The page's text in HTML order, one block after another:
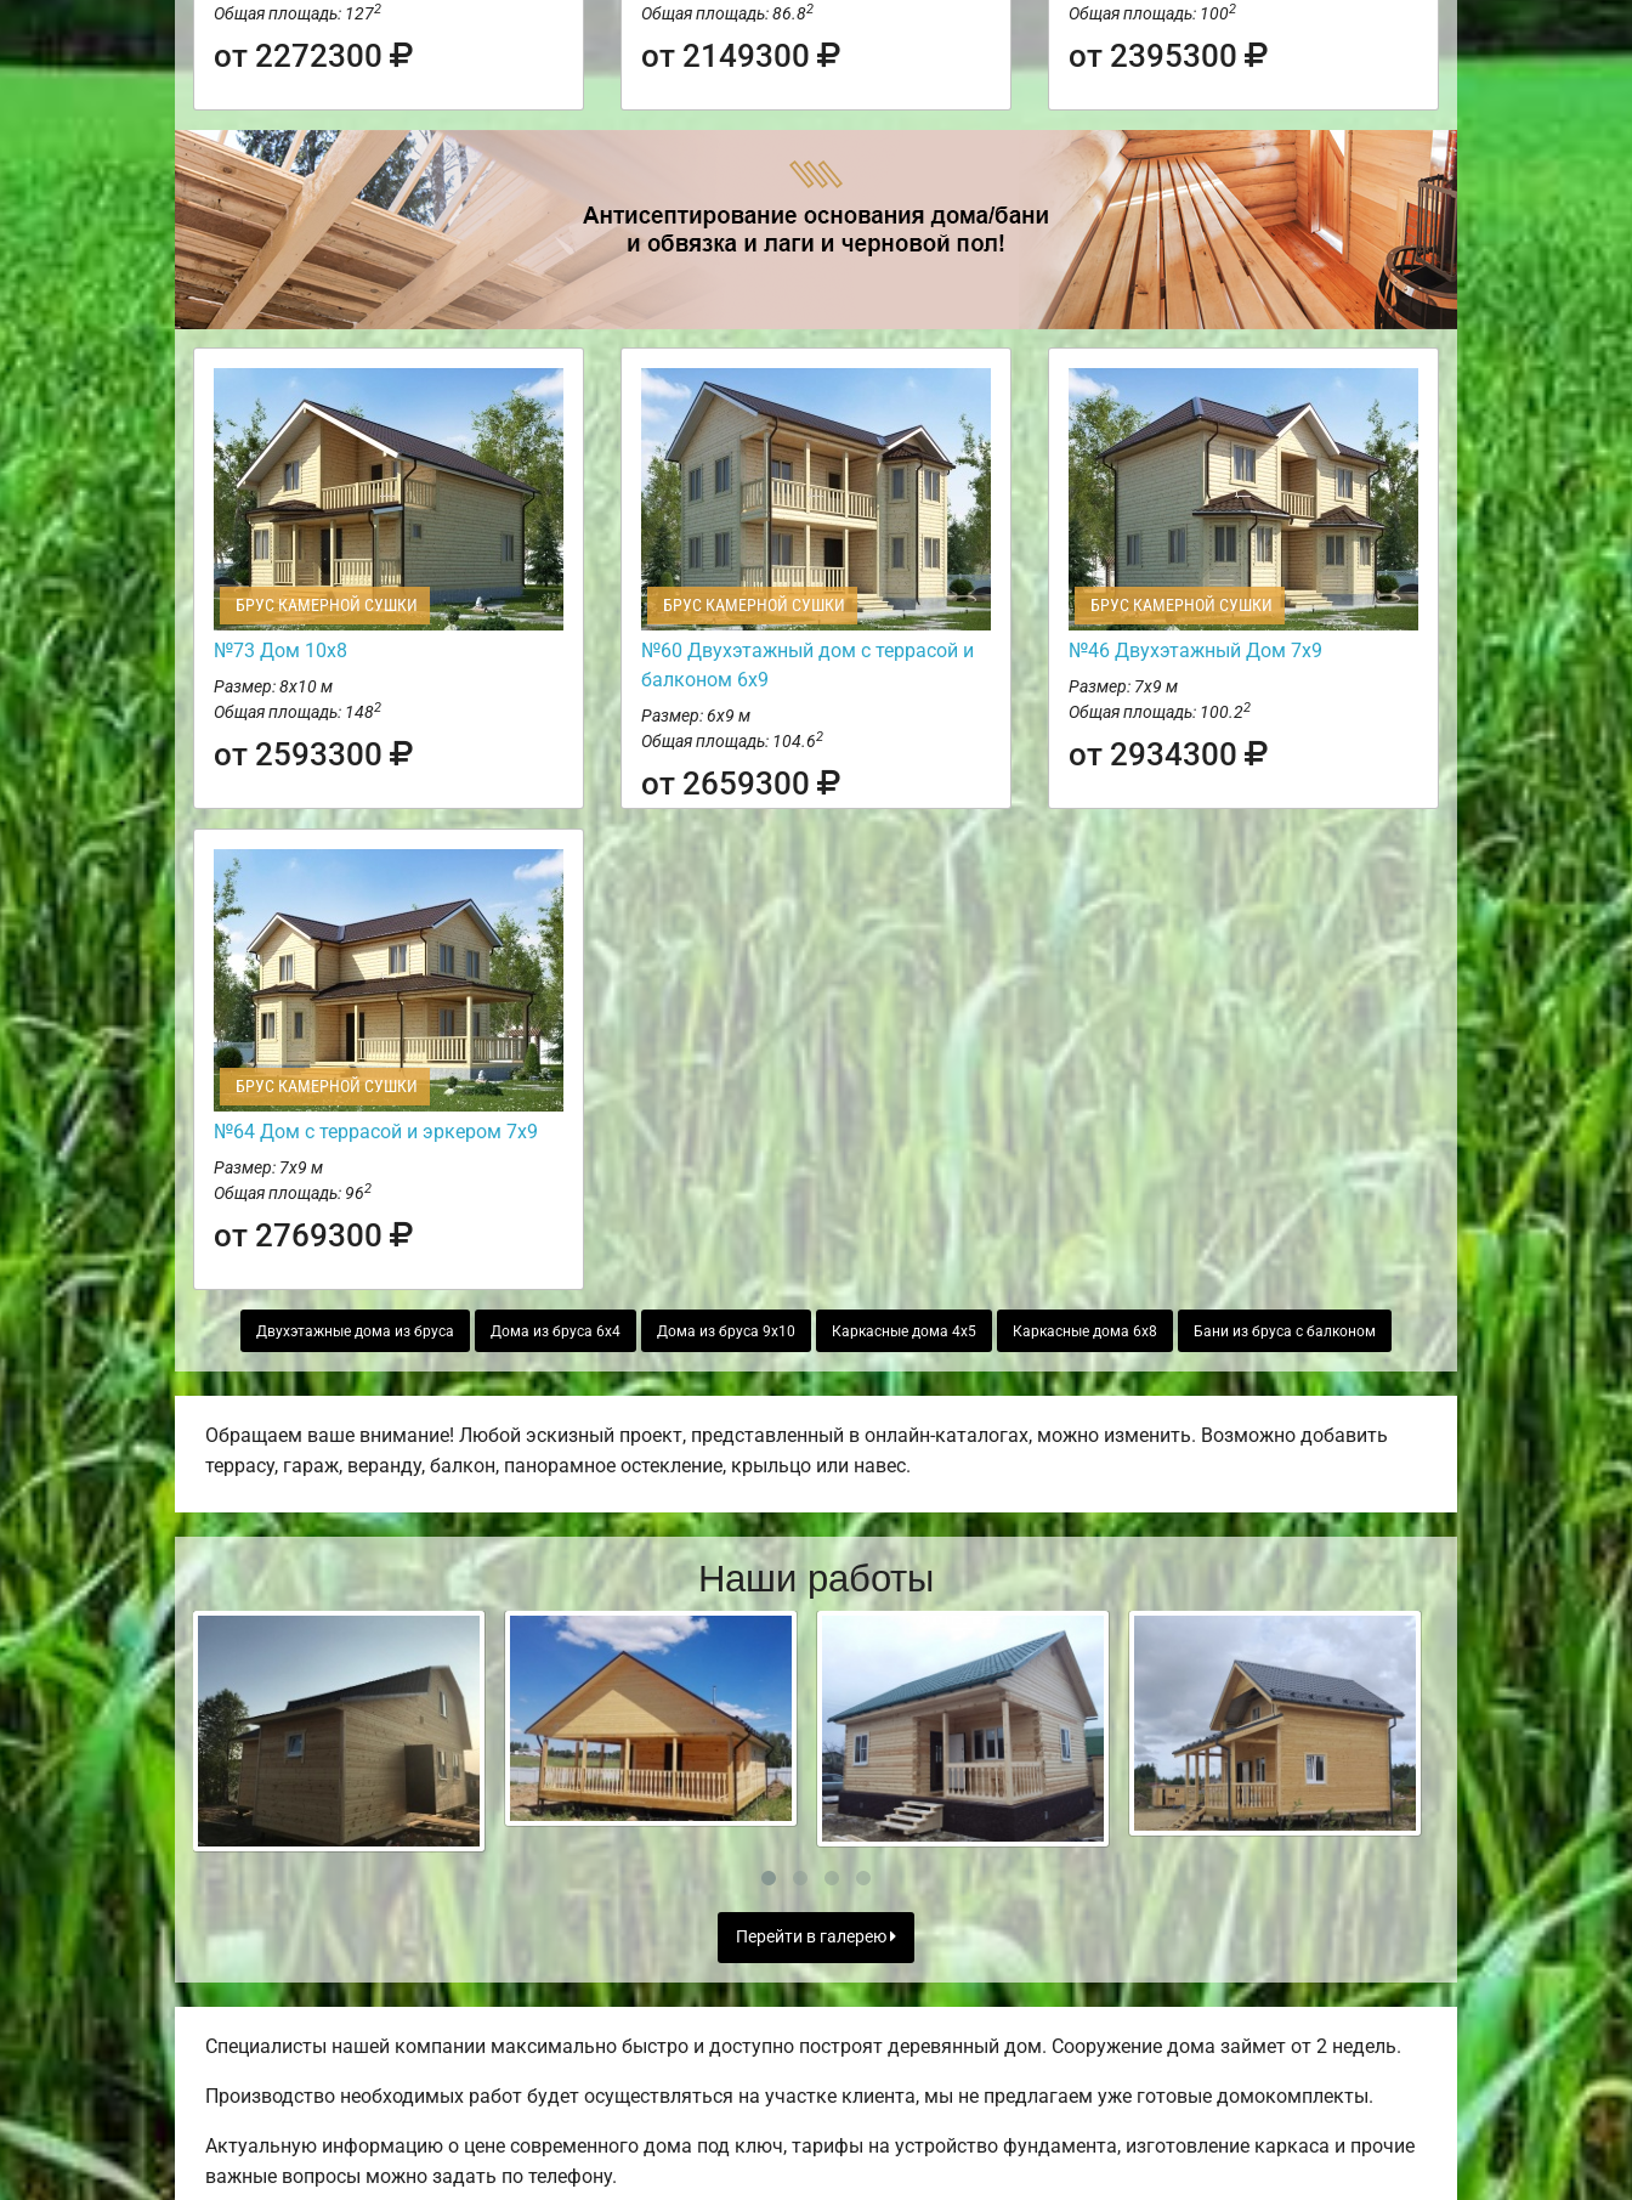
Общая площадь: 1272
от 2272300
Общая площадь: 86.82
от 2149300
Общая площадь: 1002
от 2395300
БРУС КАМЕРНОЙ СУШКИ
№73 Дом 10х8
Размер: 8х10 м
Общая площадь: 1482
от 2593300
БРУС КАМЕРНОЙ СУШКИ
№60 Двухэтажный дом с террасой и
балконом 6х9
Размер: 6х9 м
Общая площадь: 104.62
от 2659300
БРУС КАМЕРНОЙ СУШКИ
№46 Двухэтажный Дом 7х9
Размер: 7х9 м
Общая площадь: 100.22
от 2934300
БРУС КАМЕРНОЙ СУШКИ
№64 Дом с террасой и эркером 7х9
Размер: 7х9 м
Общая площадь: 962
от 2769300
Двухэтажные дома из бруса Дома из бруса 6х4 Дома из бруса 9х10 Каркасные дома 4х5 Каркасные дома 6х8 Бани из бруса с балконом
Обращаем ваше внимание! Любой эскизный проект, представленный в онлайн-каталогах, можно изменить. Возможно добавить
террасу, гараж, веранду, балкон, панорамное остекление, крыльцо или навес.
Наши работы
Перейти в галерею
Специалисты нашей компании максимально быстро и доступно построят деревянный дом. Сооружение дома займет от 2 недель.
Производство необходимых работ будет осуществляться на участке клиента, мы не предлагаем уже готовые домокомплекты.
Актуальную информацию о цене современного дома под ключ, тарифы на устройство фундамента, изготовление каркаса и прочие
важные вопросы можно задать по телефону.